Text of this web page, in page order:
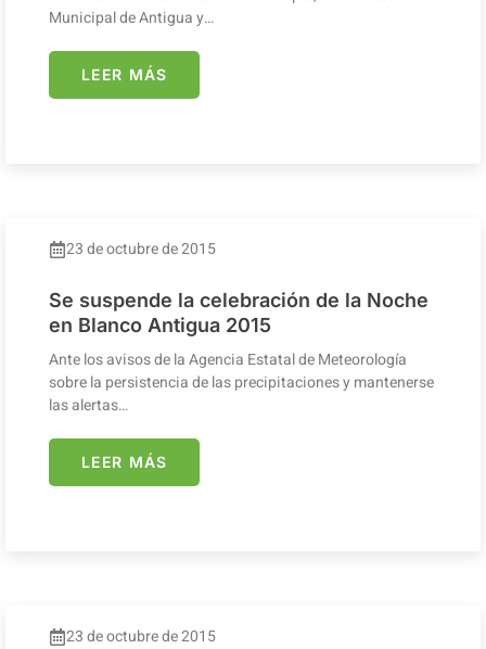
Municipal de Antigua y…
LEER MÁS
23 de octubre de 2015
Se suspende la celebración de la Noche
en Blanco Antigua 2015
Ante los avisos de la Agencia Estatal de Meteorología
sobre la persistencia de las precipitaciones y mantenerse
las alertas…
LEER MÁS
23 de octubre de 2015